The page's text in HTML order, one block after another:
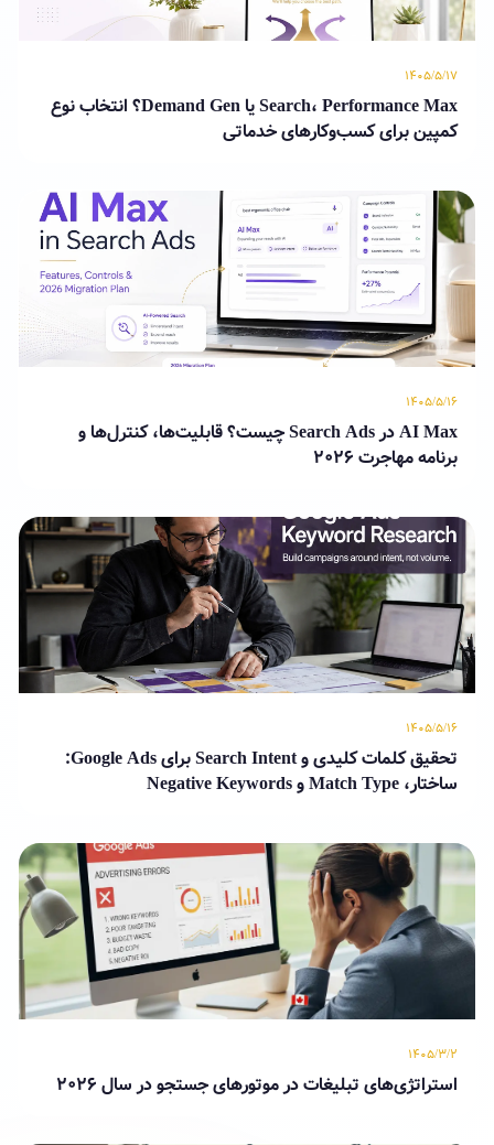
۱۴۰۵/۵/۱۷
Search، Performance Max یا Demand Gen؟ انتخاب نوع
کمپین برای کسب‌وکارهای خدماتی
۱۴۰۵/۵/۱۶
AI Max در Search Ads چیست؟ قابلیت‌ها، کنترل‌ها و
برنامه مهاجرت ۲۰۲۶
۱۴۰۵/۵/۱۶
تحقیق کلمات کلیدی و Search Intent برای Google Ads:
ساختار، Match Type و Negative Keywords
۱۴۰۵/۳/۲
استراتژی‌های تبلیغات در موتورهای جستجو در سال ۲۰۲۶